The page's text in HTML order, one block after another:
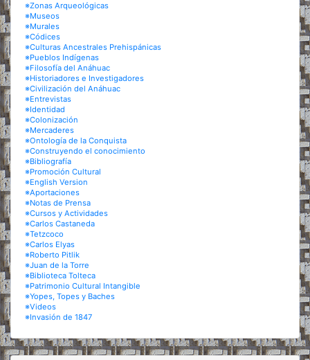
※Zonas Arqueológicas
※Museos
※Murales
※Códices
※Culturas Ancestrales Prehispánicas
※Pueblos Indígenas
※Filosofía del Anáhuac
※Historiadores e Investigadores
※Civilización del Anáhuac
※Entrevistas
※Identidad
※Colonización
※Mercaderes
※Ontología de la Conquista
※Construyendo el conocimiento
※Bibliografía
※Promoción Cultural
※English Version
※Aportaciones
※Notas de Prensa
※Cursos y Actividades
※Carlos Castaneda
※Tetzcoco
※Carlos Elyas
※Roberto Pitlik
※Juan de la Torre
※Biblioteca Tolteca
※Patrimonio Cultural Intangible
※Yopes, Topes y Baches
※Videos
※Invasión de 1847